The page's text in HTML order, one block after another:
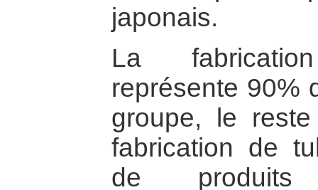
japonais.
La
représente 90%
groupe, le
fabrication de
de produits